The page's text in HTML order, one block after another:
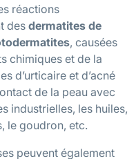
réactions
des dermatites de
, causées
chimiques et de la
d’urticaire et d’acné
de la peau avec
industrielles, les huiles,
le goudron, etc.
peuvent également